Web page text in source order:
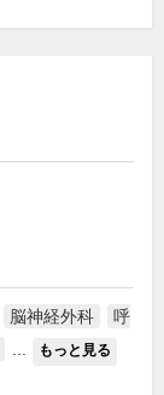
脳神経外科
呼
もっと見る